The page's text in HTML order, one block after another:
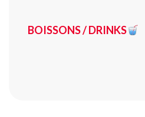
BOISSONS / DRINKS